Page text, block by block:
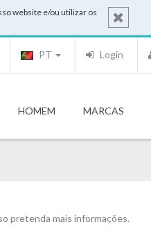
website e/ou utilizar os
Login
PT
HOMEM MARCAS
pretenda mais informações.